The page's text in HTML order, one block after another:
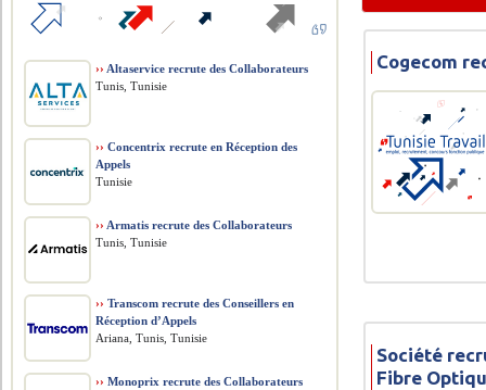
Cogecom
Société
Fibre
›› Altaservice recrute des Collaborateurs
Tunis, Tunisie
›› Concentrix recrute en Réception des
Appels
Tunisie
›› Armatis recrute des Collaborateurs
Tunis, Tunisie
›› Transcom recrute des Conseillers en
Réception d’Appels
Ariana, Tunis, Tunisie
›› Monoprix recrute des Collaborateurs